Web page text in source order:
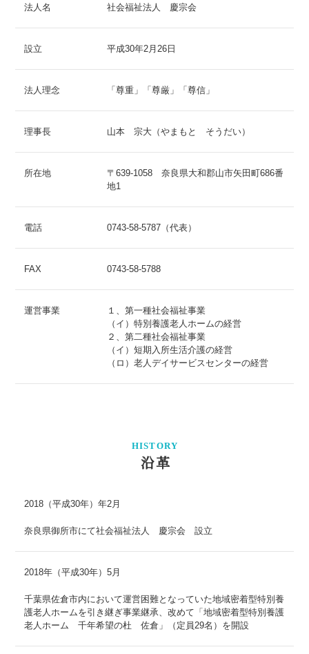
法人名 社会福祉法人 慶宗会
設立 平成30年2月26日
法人理念 「尊重」「尊厳」「尊信」
理事長 山本 宗大（やまもと そうだい）
所在地
〒639-1058 奈良県大和郡山市矢田町686番
地1
電話 0743-58-5787（代表）
FAX 0743-58-5788
運営事業
１、第一種社会福祉事業
（イ）特別養護老人ホームの経営
２、第二種社会福祉事業
（イ）短期入所生活介護の経営
（ロ）老人デイサービスセンターの経営
HISTORY
沿革
2018（平成30年）年2月
奈良県御所市にて社会福祉法人 慶宗会 設立
2018年（平成30年）5月
千葉県佐倉市内において運営困難となっていた地域密着型特別養
護老人ホームを引き継ぎ事業継承、改めて「地域密着型特別養護
老人ホーム 千年希望の杜 佐倉」（定員29名）を開設